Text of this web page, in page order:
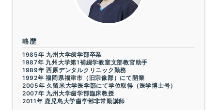
略歴
1985年 九州大学歯学部卒業
1987年 九州大学第1補綴学教室文部教官助手
1989年 西原デンタルクリニック勤務
1992年 福岡県福津市（旧宗像郡）にて開業
2005年 久留米大学医学部にて学位取得（医学博士号）
2007年 九州大学歯学部臨床教授
2011年 鹿児島大学歯学部非常勤講師